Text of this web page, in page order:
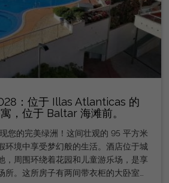
：位于 Illas Atlanticas 的
，位于 Baltar 海滩前。
您的完美绿洲！这间壮观的 95 平方米
环境中享受梦幻般的生活。酒店位于城
，周围环绕着花园和儿童游乐场，是享
所。这所房子有两间带衣柜的大卧室、